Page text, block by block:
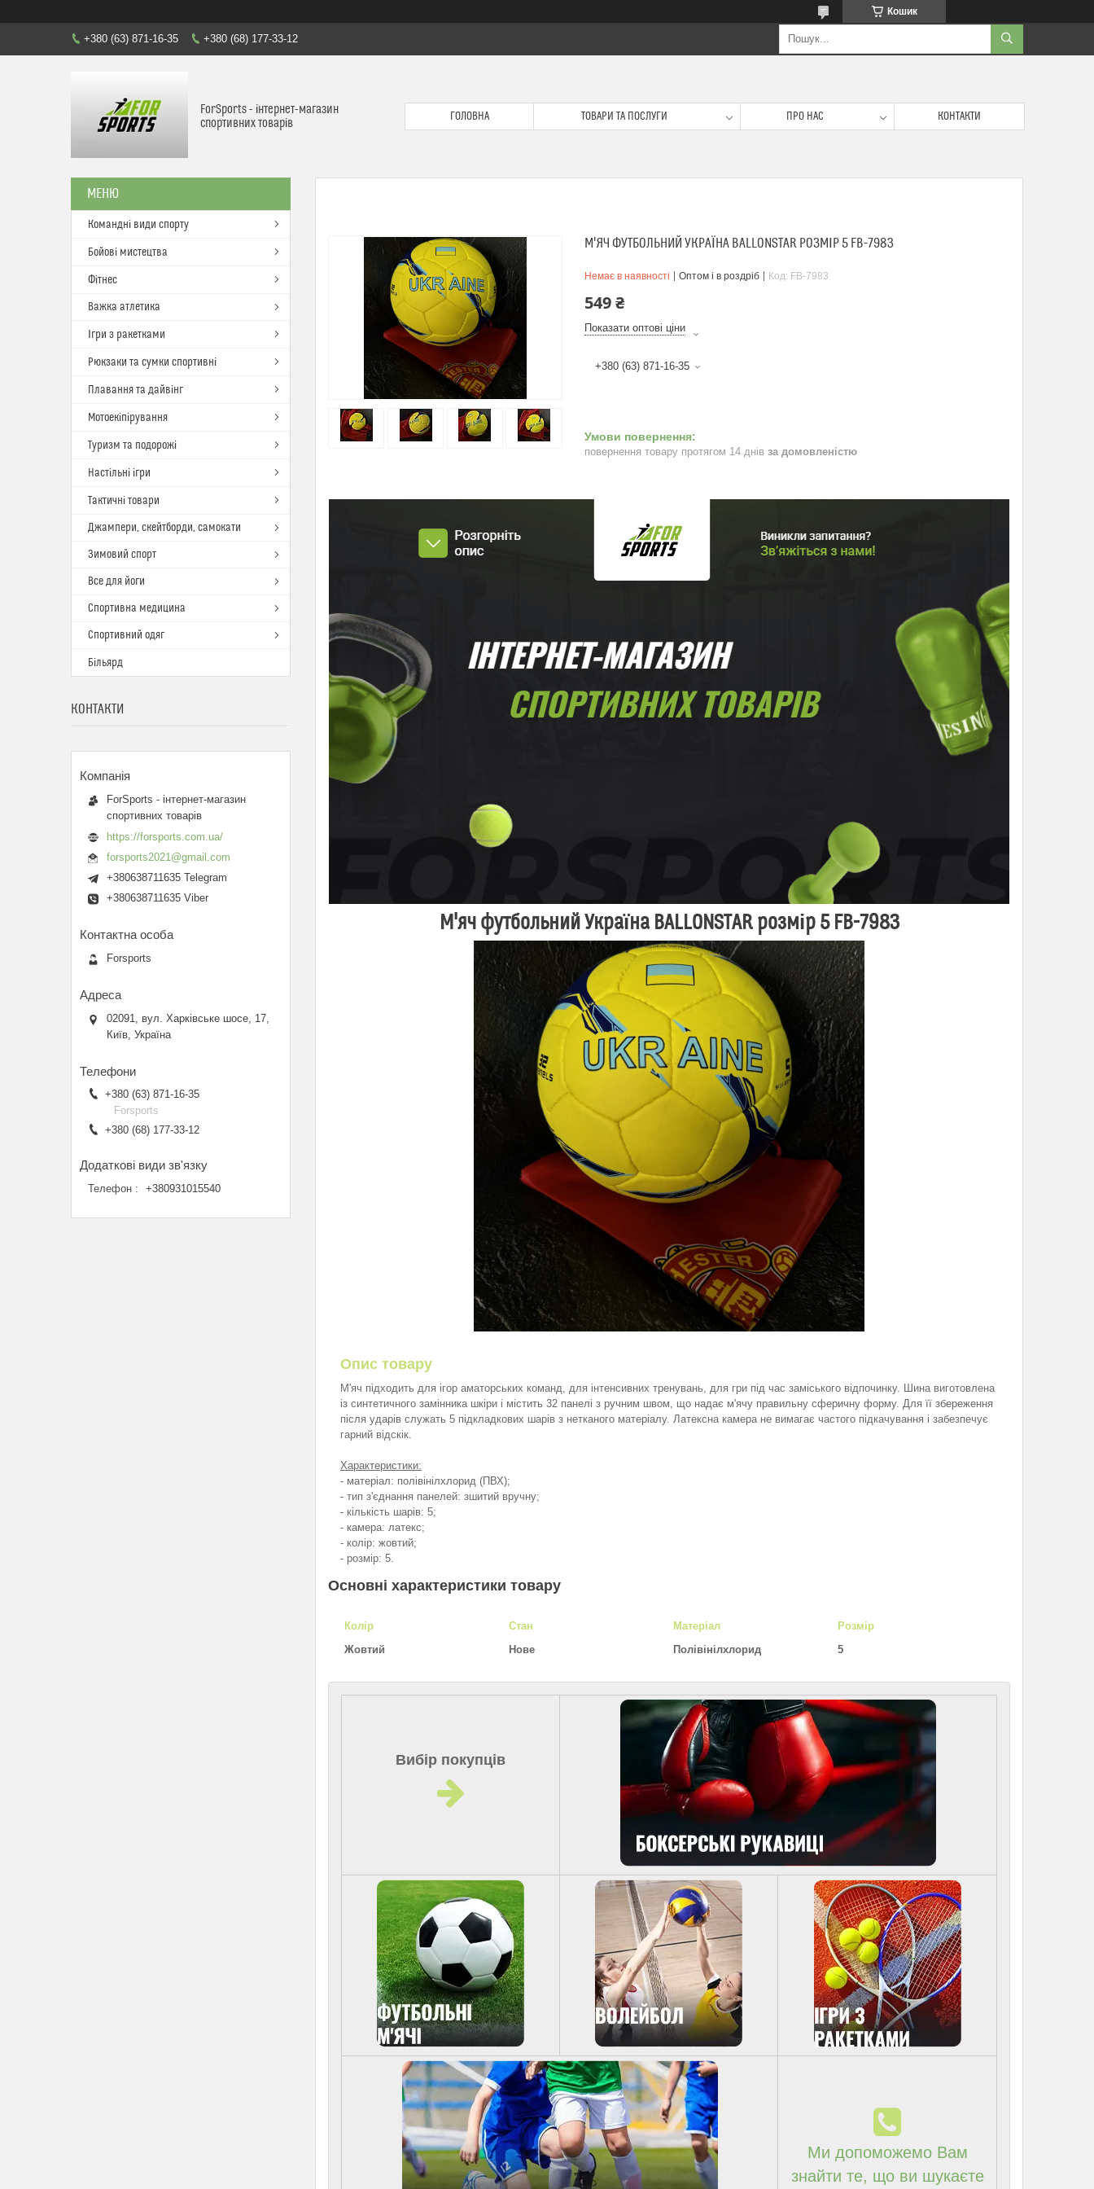
Кошик
+380 (63) 871-16-35 +380 (68) 177-33-12
ForSports - інтернет-магазин
спортивних товарів
ГОЛОВНА ТОВАРИ ТА ПОСЛУГИ ПРО НАС КОНТАКТИ
М'ЯЧ ФУТБОЛЬНИЙ УКРАЇНА BALLONSTAR РОЗМІР 5 FB-7983
Немає в наявності Оптом і в роздріб Код: FB-7983
549 ₴
Показати оптові ціни
+380 (63) 871-16-35
повернення товару протягом 14 днів за домовленістю
М'яч футбольний Україна BALLONSTAR розмір 5 FB-7983
Опис товару
М'яч підходить для ігор аматорських команд, для інтенсивних тренувань, для гри під час заміського відпочинку. Шина виготовлена
із синтетичного замінника шкіри і містить 32 панелі з ручним швом, що надає м'ячу правильну сферичну форму. Для її збереження
після ударів служать 5 підкладкових шарів з нетканого матеріалу. Латексна камера не вимагає частого підкачування і забезпечує
гарний відскік.
Характеристики:
- матеріал: полівінілхлорид (ПВХ);
- тип з'єднання панелей: зшитий вручну;
- кількість шарів: 5;
- камера: латекс;
- колір: жовтий;
- розмір: 5.
Основні характеристики товару
Колір
Жовтий
Стан
Нове
Матеріал
Полівінілхлорид
Розмір
5
Вибір покупців
Ми допоможемо Вам
знайти те, що ви шукаєте
Командні види спорту
Бойові мистецтва
Фітнес
Важка атлетика
Ігри з ракетками
Рюкзаки та сумки спортивні
Плавання та дайвінг
Мотоекіпірування
Туризм та подорожі
Настільні ігри
Тактичні товари
Джампери, скейтборди, самокати
Зимовий спорт
Все для йоги
Спортивна медицина
Спортивний одяг
Більярд
КОНТАКТИ
ForSports - інтернет-магазин
спортивних товарів
https://forsports.com.ua/
forsports2021@gmail.com
+380638711635 Telegram
+380638711635 Viber
Forsports
02091, вул. Харківське шосе, 17,
Київ, Україна
+380 (63) 871-16-35
Forsports
+380 (68) 177-33-12
Телефон +380931015540